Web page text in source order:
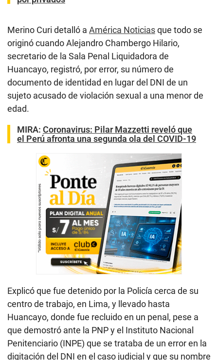
Merino Curi detalló a América Noticiasque todo se
originó cuando Alejandro Chambergo Hilario,
secretario de la Sala Penal Liquidadora de
Huancayo, registró, por error, su número de
documento de identidad en lugar del DNI de un
sujeto acusado de violación sexual a una menor de
edad.
MIRA: Coronavirus: Pilar Mazzetti reveló que
el Perú afronta una segunda ola del COVID-19
Explicó que fue detenido por la Policía cerca de su
centro de trabajo, en Lima, y llevado hasta
Huancayo, donde fue recluido en un penal, pese a
que demostró ante la PNP y el Instituto Nacional
Penitenciario (INPE) que se trataba de un error en la
digitación del DNI en el caso judicial y que su nombre